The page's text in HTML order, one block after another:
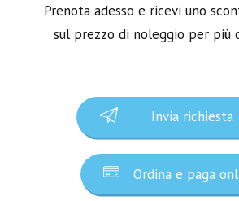
Prenota adesso e ricevi uno
sul prezzo di noleggio per più
Invia richiesta
Ordina e paga